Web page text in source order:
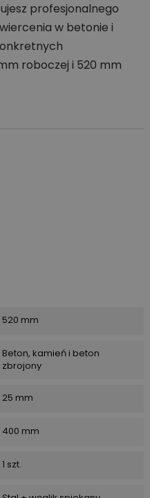
profesjonalnego
w betonie i
roboczej i 520 mm
520 mm
Beton, kamień i beton
zbrojony
25 mm
400 mm
1 szt.